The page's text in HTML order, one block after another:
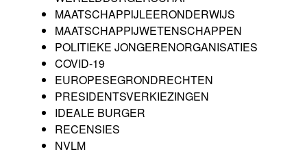
MAATSCHAPPIJLEERONDERWIJS
MAATSCHAPPIJWETENSCHAPPEN
POLITIEKE JONGERENORGANISATIES
COVID-19
EUROPESEGRONDRECHTEN
PRESIDENTSVERKIEZINGEN
IDEALE BURGER
RECENSIES
NVLM